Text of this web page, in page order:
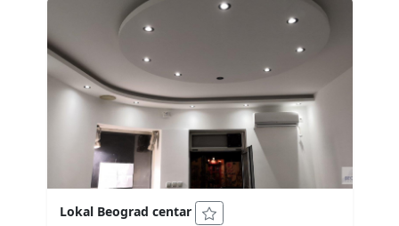
Lokal Beograd centar